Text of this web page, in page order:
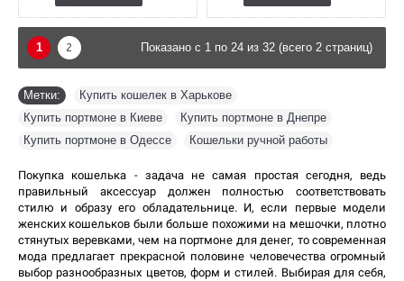
1 2 Показано с 1 по 24 из 32 (всего 2 страниц)
Метки: Купить кошелек в Харькове
Купить портмоне в Киеве
Купить портмоне в Днепре
Купить портмоне в Одессе
Кошельки ручной работы
Покупка кошелька - задача не самая простая сегодня, ведь
правильный аксессуар должен полностью соответствовать
стилю и образу его обладательнице. И, если первые модели
женских кошельков были больше похожими на мешочки, плотно
стянутых веревками, чем на портмоне для денег, то современная
мода предлагает прекрасной половине человечества огромный
выбор разнообразных цветов, форм и стилей. Выбирая для себя,